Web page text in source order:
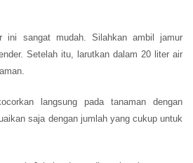
ini sangat mudah. Silahkan ambil jamur
Setelah itu, larutkan dalam 20 liter air
langsung pada tanaman dengan
saja dengan jumlah yang cukup untuk